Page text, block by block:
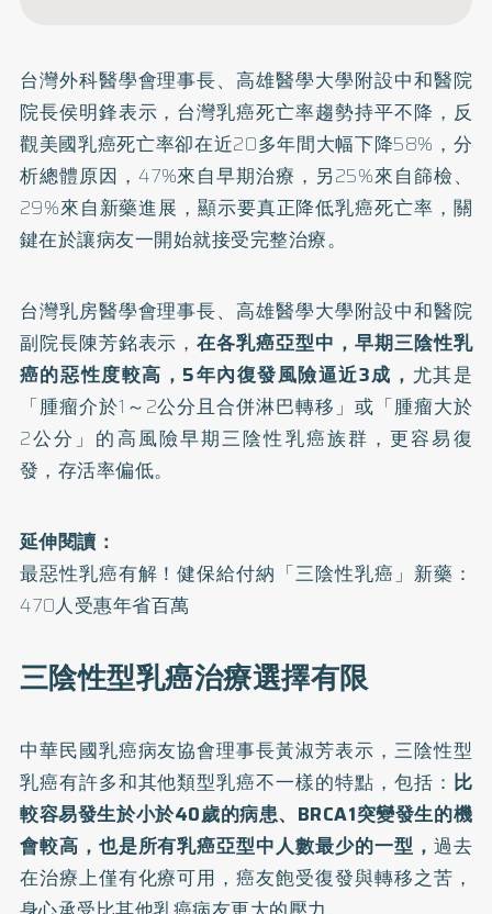
台灣外科醫學會理事長、高雄醫學大學附設中和醫院
院長侯明鋒表示，台灣乳癌死亡率趨勢持平不降，反
觀美國乳癌死亡率卻在近20多年間大幅下降58%，分
析總體原因，47%來自早期治療，另25%來自篩檢、
29%來自新藥進展，顯示要真正降低乳癌死亡率，關
鍵在於讓病友一開始就接受完整治療。
台灣乳房醫學會理事長、高雄醫學大學附設中和醫院
副院長陳芳銘表示，在各乳癌亞型中，早期三陰性乳
癌的惡性度較高，5年內復發風險逼近3成， 尤其是
「腫瘤介於1～2公分且合併淋巴轉移」或「腫瘤大於
2公分」的高風險早期三陰性乳癌族群，更容易復
發，存活率偏低。
延伸閱讀：
最惡性乳癌有解！健保給付納「三陰性乳癌」新藥：
470人受惠年省百萬
三陰性型乳癌治療選擇有限
中華民國乳癌病友協會理事長黃淑芳表示，三陰性型
乳癌有許多和其他類型乳癌不一樣的特點，包括： 比
較容易發生於小於40歲的病患、BRCA1突變發生的機
會較高，也是所有乳癌亞型中人數最少的一型， 過去
在治療上僅有化療可用，癌友飽受復發與轉移之苦，